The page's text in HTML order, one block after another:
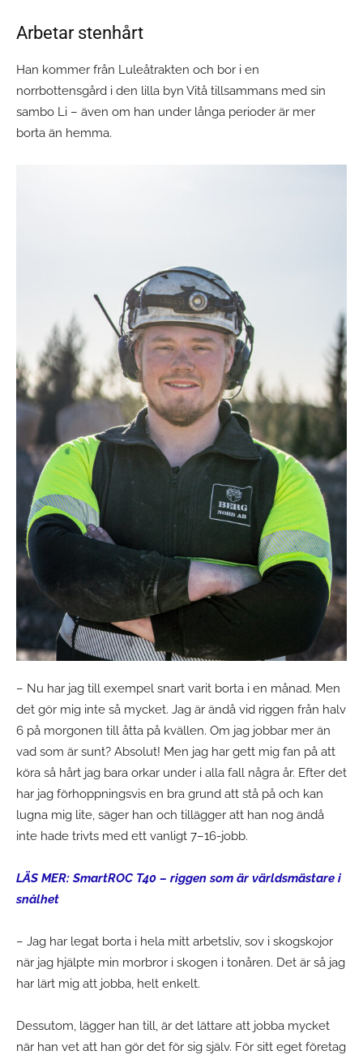
Arbetar stenhårt
Han kommer från Luleåtrakten och bor i en
norrbottensgård i den lilla byn Vitå tillsammans med sin
sambo Li – även om han under långa perioder är mer
borta än hemma.
– Nu har jag till exempel snart varit borta i en månad. Men
det gör mig inte så mycket. Jag är ändå vid riggen från halv
6 på morgonen till åtta på kvällen. Om jag jobbar mer än
vad som är sunt? Absolut! Men jag har gett mig fan på att
köra så hårt jag bara orkar under i alla fall några år. Efter det
har jag förhoppningsvis en bra grund att stå på och kan
lugna mig lite, säger han och tillägger att han nog ändå
inte hade trivts med ett vanligt 7–16-jobb.
LÄS MER: SmartROC T40 – riggen som är världsmästare i
snålhet
– Jag har legat borta i hela mitt arbetsliv, sov i skogskojor
när jag hjälpte min morbror i skogen i tonåren. Det är så jag
har lärt mig att jobba, helt enkelt.
Dessutom, lägger han till, är det lättare att jobba mycket
när han vet att han gör det för sig själv. För sitt eget företag